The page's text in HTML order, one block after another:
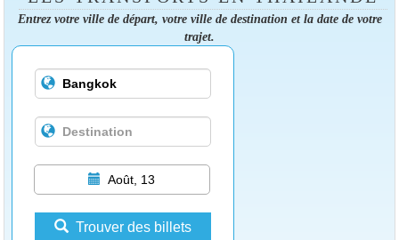
Entrez votre ville de départ, votre ville de destination et la date de votre
trajet.
Août, 13
Trouver des billets